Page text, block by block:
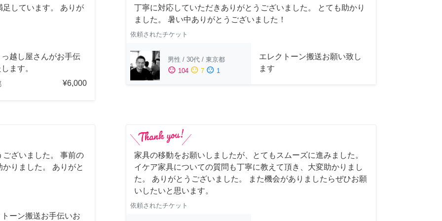
しています。 ありが
越し屋さんがお手伝
ます。
¥6,000
丁寧に対応していただきありがとうございました。 とても助かり
ました。 暑い中ありがとうございました！
依頼されたチケット
男性 / 30代 / 東京都
sentiment_satisfied 104 sentiment_neutral 7 sentiment_dissatisfied 1
エレクトーン搬送お願い致し
ます
ざいました。 事前の
りました。 ありがと
ーン搬送お手伝いお
家具の移動をお願いしましたが、とてもスムーズに進みました。
イケア家具についての質問も丁寧に教えて頂き、大変助かりまし
た。 ありがとうございました。 また機会がありましたらぜひお願
いしたいと思います。
依頼されたチケット